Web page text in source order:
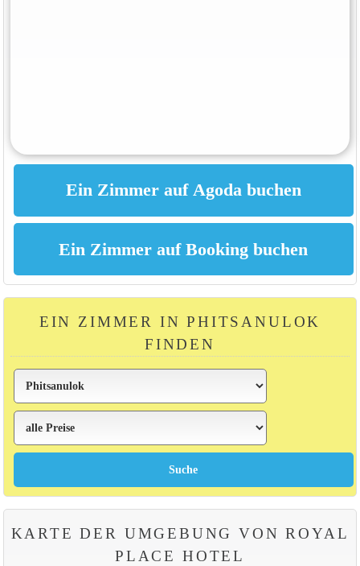
EIN ZIMMER IN PHITSANULOK
FINDEN
KARTE DER UMGEBUNG VON ROYAL
PLACE HOTEL